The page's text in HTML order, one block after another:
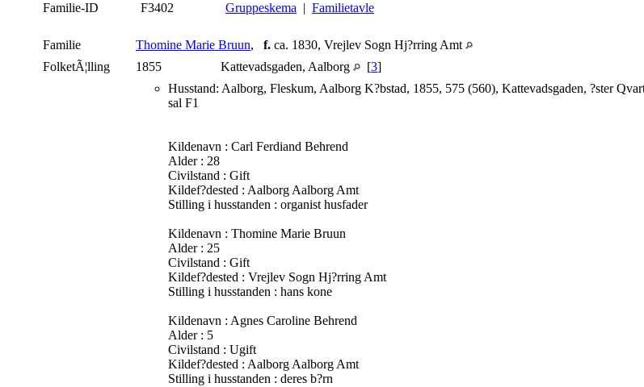
Familie-ID
F3402 Gruppeskema | Familietavle
Familie Thomine Marie Bruun, f. ca. 1830, Vrejlev Sogn Hj?rring Amt
FolketÃ¦lling
1855 Kattevadsgaden, Aalborg [3]
Husstand: Aalborg, Fleskum, Aalborg K?bstad, 1855, 575 (560), Kattevadsgaden, ?ster
sal F1
Kildenavn : Carl Ferdiand Behrend
Alder : 28
Civilstand : Gift
Kildef?dested : Aalborg Aalborg Amt
Stilling i husstanden : organist husfader
Kildenavn : Thomine Marie Bruun
Alder : 25
Civilstand : Gift
Kildef?dested : Vrejlev Sogn Hj?rring Amt
Stilling i husstanden : hans kone
Kildenavn : Agnes Caroline Behrend
Alder : 5
Civilstand : Ugift
Kildef?dested : Aalborg Aalborg Amt
Stilling i husstanden : deres b?rn